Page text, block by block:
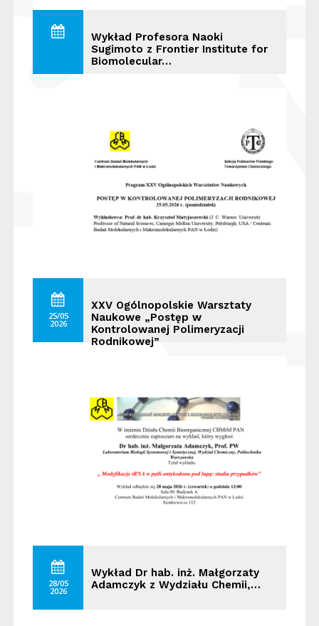
Wykład Profesora Naoki
Sugimoto z Frontier Institute for
Biomolecular…
25/05
2026
XXV Ogólnopolskie Warsztaty
Naukowe „Postęp w
Kontrolowanej Polimeryzacji
Rodnikowej”
28/05
2026
Wykład Dr hab. inż. Małgorzaty
Adamczyk z Wydziału Chemii,…